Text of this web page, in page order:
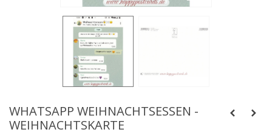
WHATSAPP WEIHNACHTSESSEN -
WEIHNACHTSKARTE